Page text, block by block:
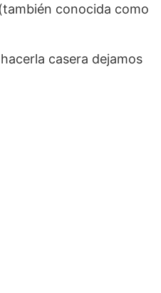
conocida como
casera dejamos